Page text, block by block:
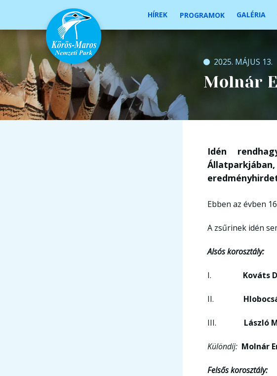
HÍREK PROGRAMOK GALÉRIA
2025. MÁJUS 13.
Molnár
Idén
Ebben az évben
A zsűrinek idén
Alsós korosztály:
I. Kováts
II.
III. László
Különdíj: Molnár
Felsős korosztály: